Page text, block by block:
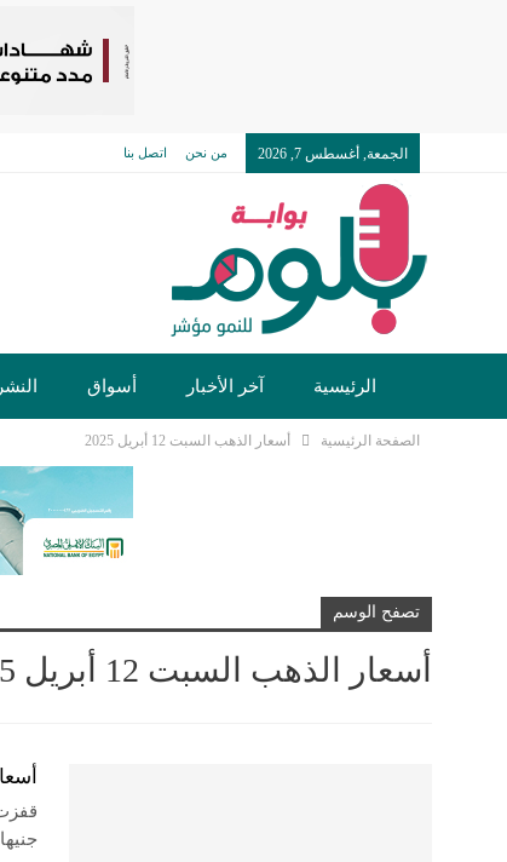
الجمعة, أغسطس 7, 2026 من نحن اتصل بنا
الرئيسية آخر الأخبار أسواق
الصفحة الرئيسية أسعار الذهب السبت 12 أبريل 2025
تصفح الوسم
أسعار الذهب السبت 12 أبريل 2025
جنيها بزيادة